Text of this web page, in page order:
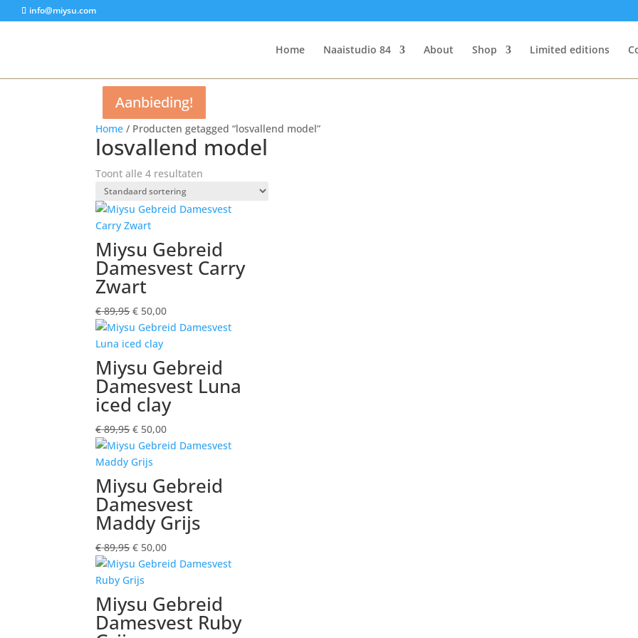
info@miysu.com
Home Naaistudio 84 About Shop Limited editions
Home / Producten getagged “losvallend model”
losvallend model
Toont alle 4 resultaten
Aanbieding!
Miysu Gebreid
Damesvest Carry
Zwart
€89,95Oorspronkelijke
prijs
was:
€ 89,95.
€ 50,00Huidige
prijs
€ 50,00.
Aanbieding!
Miysu Gebreid
Damesvest Luna
iced clay
€89,95Oorspronkelijke
prijs
was:
€ 89,95.
€ 50,00Huidige
prijs
€ 50,00.
Aanbieding!
Miysu Gebreid
Damesvest
Maddy Grijs
€89,95Oorspronkelijke
prijs
was:
€ 89,95.
€ 50,00Huidige
prijs
€ 50,00.
Aanbieding!
Miysu Gebreid
Damesvest Ruby